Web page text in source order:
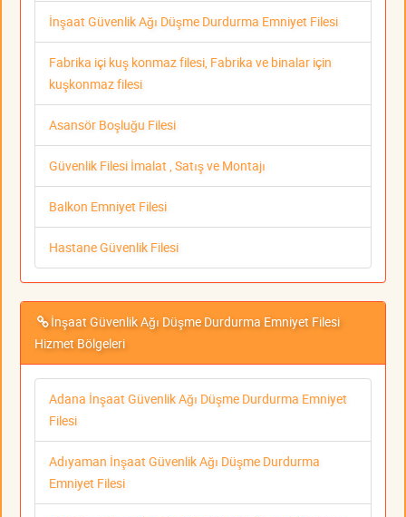
İnşaat Güvenlik Ağı Düşme Durdurma Emniyet Filesi
Fabrika içi kuş konmaz filesi, Fabrika ve binalar için
kuşkonmaz filesi
Asansör Boşluğu Filesi
Güvenlik Filesi İmalat , Satış ve Montajı
Balkon Emniyet Filesi
Hastane Güvenlik Filesi
İnşaat Güvenlik Ağı Düşme Durdurma Emniyet Filesi
Hizmet Bölgeleri
Adana İnşaat Güvenlik Ağı Düşme Durdurma Emniyet
Filesi
Adıyaman İnşaat Güvenlik Ağı Düşme Durdurma
Emniyet Filesi